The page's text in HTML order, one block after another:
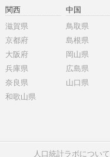
関西
滋賀県
京都府
大阪府
兵庫県
奈良県
和歌山県
中国
鳥取県
島根県
岡山県
広島県
山口県
人口統計ラボについて